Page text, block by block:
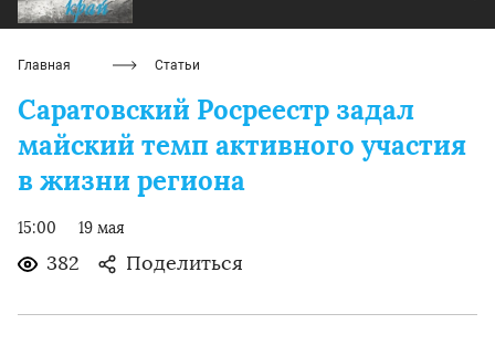
Главная Статьи
Саратовский Росреестр задал
майский темп активного участия
в жизни региона
15:00 19 мая
382 Поделиться